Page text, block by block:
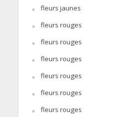
fleurs jaunes
fleurs rouges
fleurs rouges
fleurs rouges
fleurs rouges
fleurs rouges
fleurs rouges